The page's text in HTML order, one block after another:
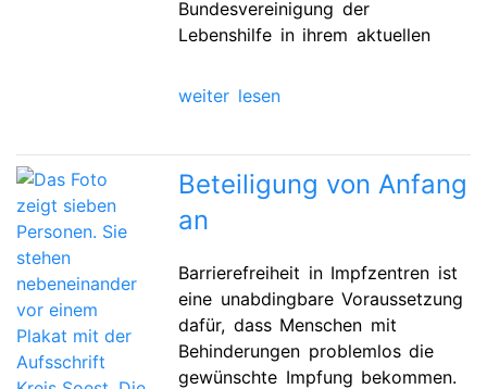
Bundesvereinigung der
Lebenshilfe in ihrem aktuellen
weiter lesen
Beteiligung von Anfang
an
Barrierefreiheit in Impfzentren ist
eine unabdingbare Voraussetzung
dafür, dass Menschen mit
Behinderungen problemlos die
gewünschte Impfung bekommen.